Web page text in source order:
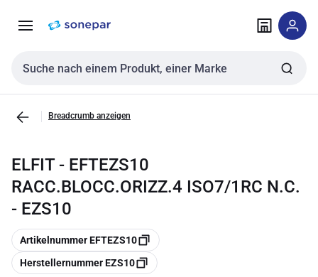
NavigationInhalt
Sucheingabe
Breadcrumb anzeigen
ELFIT - EFTEZS10
RACC.BLOCC.ORIZZ.4 ISO7/1RC N.C.
- EZS10
Kopieren
Artikelnummer EFTEZS10
Kopieren
Herstellernummer EZS10